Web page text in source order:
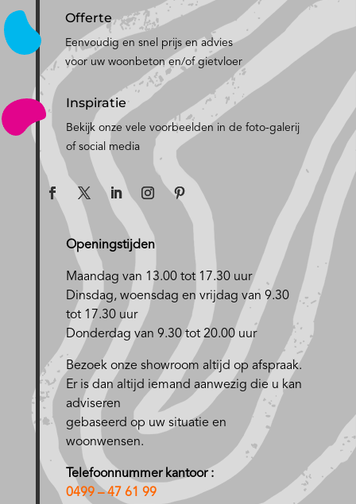
Offerte
Eenvoudig en snel prijs en advies
voor uw woonbeton en/of gietvloer
Inspiratie
Bekijk onze vele voorbeelden in de foto-galerij
of social media
Openingstijden
Maandag van 13.00 tot 17.30 uur
Dinsdag, woensdag en vrijdag van 9.30
tot 17.30 uur
Donderdag van 9.30 tot 20.00 uur
Bezoek onze showroom altijd op afspraak.
Er is dan altijd iemand aanwezig die u kan
adviseren
gebaseerd op uw situatie en
woonwensen.
Telefoonnummer kantoor :
0499 – 47 61 99